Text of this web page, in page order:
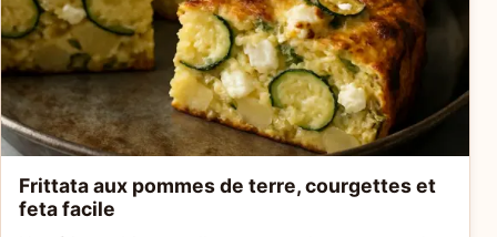
Frittata aux pommes de terre, courgettes et
feta facile